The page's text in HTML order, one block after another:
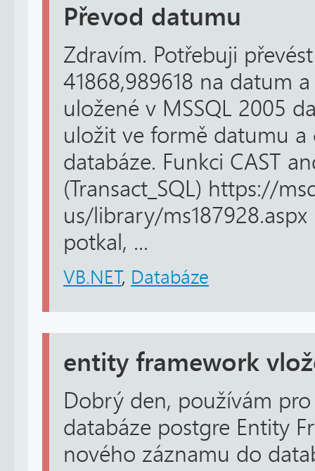
Převod datumu
Zdravím. Potřebuji
41868,989618 na datum
uložené v MSSQL 2005
uložit ve formě datumu a
databáze. Funkci CAST
(Transact_SQL) https://
us/library/
potkal, ...
VB.NET, Databáze
entity framework
Dobrý den, používám
databáze postgre Entity
nového záznamu do